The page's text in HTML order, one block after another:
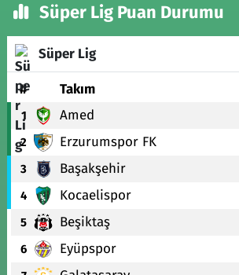
Süper Lig Puan Durumu
Süper Lig
# Takım
1 Amed
2 Erzurumspor FK
3 Başakşehir
4 Kocaelispor
5 Beşiktaş
6 Eyüpspor